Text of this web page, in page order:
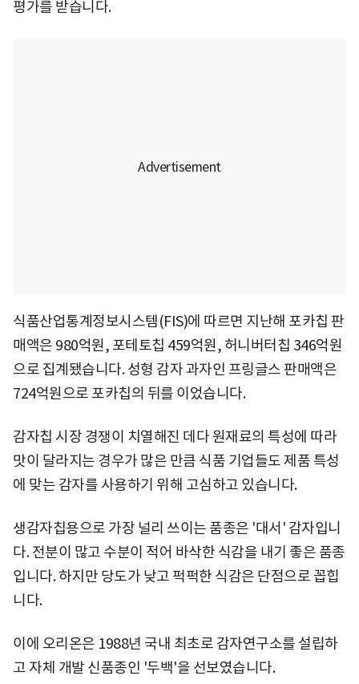
평가를 받습니다.
식품산업통계정보시스템(FIS)에 따르면 지난해 포카칩 판
매액은 980억원, 포테토칩 459억원, 허니버터칩 346억원
으로 집계됐습니다. 성형 감자 과자인 프링글스 판매액은
724억원으로 포카칩의 뒤를 이었습니다.
감자칩 시장 경쟁이 치열해진 데다 원재료의 특성에 따라
맛이 달라지는 경우가 많은 만큼 식품 기업들도 제품 특성
에 맞는 감자를 사용하기 위해 고심하고 있습니다.
생감자칩용으로 가장 널리 쓰이는 품종은 '대서' 감자입니
다. 전분이 많고 수분이 적어 바삭한 식감을 내기 좋은 품종
입니다. 하지만 당도가 낮고 퍽퍽한 식감은 단점으로 꼽힙
니다.
이에 오리온은 1988년 국내 최초로 감자연구소를 설립하
고 자체 개발 신품종인 '두백'을 선보였습니다.